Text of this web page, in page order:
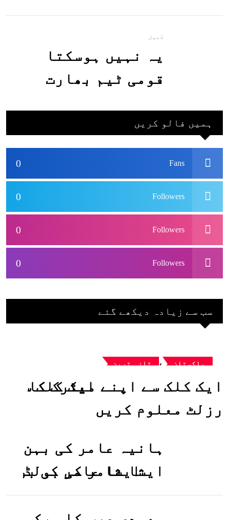
جاسکتا ہے؟جانیے
کھیل
یہ نہیں ہوسکتا
قومی ٹیم بھارت
بھارتی ٹیم پاکستان
نہ آئے، محسن نقوی
ہمیں فالو کریں
0 Fans
0 Followers
0 Followers
0 Followers
سب سے زیادہ دیکھے گئے
پاکستان , تازہ ترین
ایک کلک سے اپنے میٹرک کا
رزلٹ معلوم کریں
ہانیہ عامر کی بہن
ایشا عامر کی بولڈ
تصاویر وائرل ہو